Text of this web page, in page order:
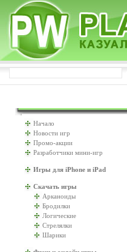
Начало
Новости игр
Промо-акции
Разработчики мини-игр
Игры для iPhone и iPad
Скачать игры
Арканоиды
Бродилки
Логические
Стрелялки
Шарики